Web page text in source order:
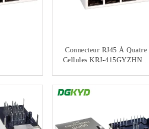
Connecteur RJ45 À Quatre
Cellules KRJ-415GYZHNL,
CONTACTEZ